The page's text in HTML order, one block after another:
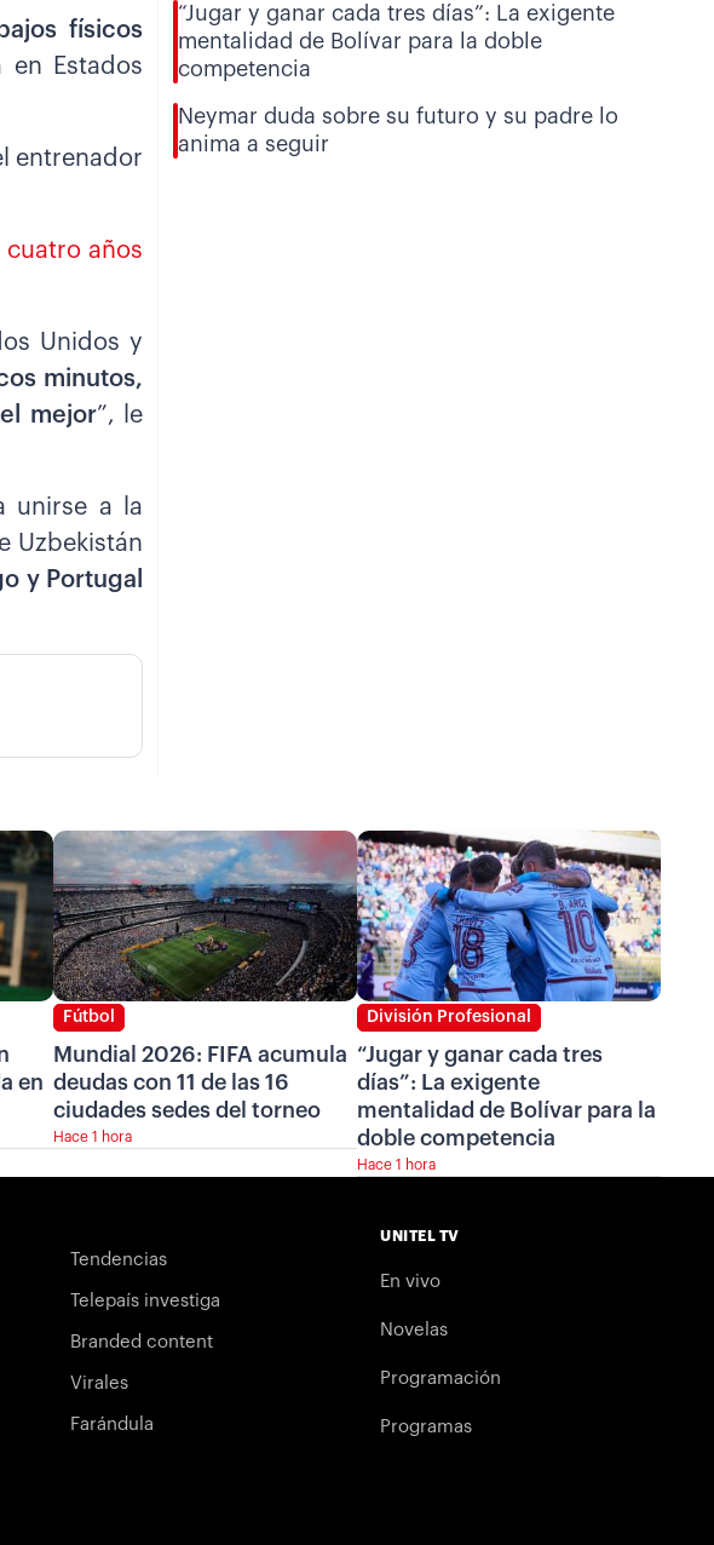
físicos
Estados
entrenador
años
Unidos y
minutos,
mejor”, le
unirse a la
Uzbekistán
y Portugal
“Jugar y ganar cada tres días”: La exigente
mentalidad de Bolívar para la doble
competencia
Neymar duda sobre su futuro y su padre lo
anima a seguir
en
Fútbol
Mundial 2026: FIFA acumula
deudas con 11 de las 16
ciudades sedes del torneo
Hace 1 hora
División Profesional
“Jugar y ganar cada tres
días”: La exigente
mentalidad de Bolívar para la
doble competencia
Hace 1 hora
Tendencias
Telepaís investiga
Branded content
Virales
Farándula
UNITEL TV
En vivo
Novelas
Programación
Programas